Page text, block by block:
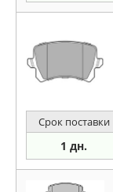
Срок поставки
1 дн.